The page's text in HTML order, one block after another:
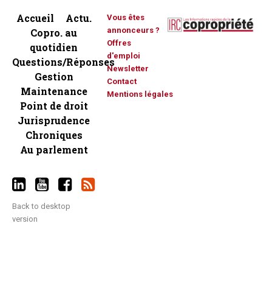
Accueil
Actu.
Copro. au
quotidien
Questions/Réponses
Gestion
Maintenance
Point de droit
Jurisprudence
Chroniques
Au parlement
Vous êtes
annonceurs ?
Offres
d'emploi
Newsletter
Contact
Mentions légales
Back to desktop
version